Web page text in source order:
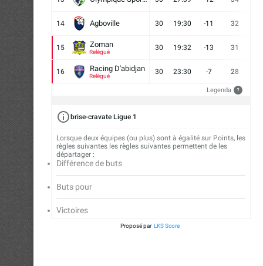
14 Agboville 30 19:30 -11 32
15 Zoman
Relégué
30 19:32 -13 31
16 Racing D'abidjan
Relégué
30 23:30 -7 28
Legenda ?
brise-cravate Ligue 1
Lorsque deux équipes (ou plus) sont à égalité sur Points, les
règles suivantes les règles suivantes permettent de les
départager :
Différence de buts
Buts pour
Victoires
Proposé par LKS Score